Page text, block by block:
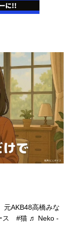
元AKB48高橋みな
ス #猫 ♬ Neko -